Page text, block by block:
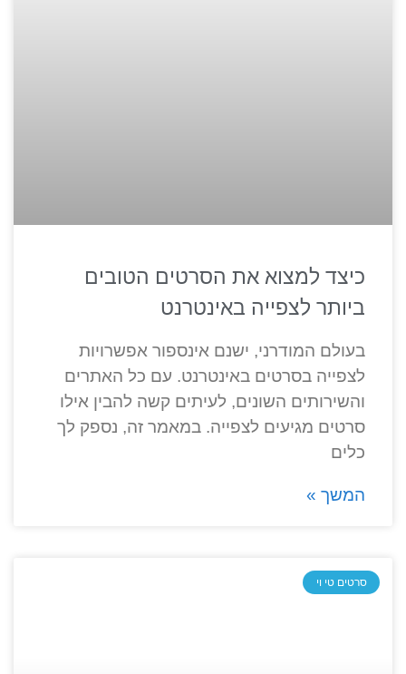
כיצד למצוא את הסרטים הטובים
ביותר לצפייה באינטרנט
בעולם המודרני, ישנם אינספור אפשרויות
לצפייה בסרטים באינטרנט. עם כל האתרים
והשירותים השונים, לעיתים קשה להבין אילו
סרטים מגיעים לצפייה. במאמר זה, נספק לך
כלים
המשך »
סרטים טי וי